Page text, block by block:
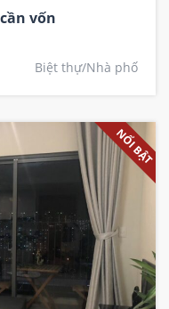
vốn
Biệt thự/Nhà phố
NỔI BẬT